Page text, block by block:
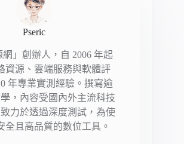
Pseric
網」創辦人，自 2006 年起
資源、雲端服務與軟體評
年專業實測經驗。撰寫逾
，內容受國內外主流科技
力於透過深度測試，為使
全且高品質的數位工具。